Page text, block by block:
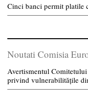
Cinci banci permit platile
Noutati Comisia
Avertismentul
privind vulnerabilitățile